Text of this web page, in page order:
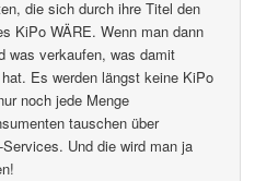
die sich durch ihre Titel den
KiPo WÄRE. Wenn man dann
was verkaufen, was damit
Es werden längst keine KiPo
noch jede Menge
tauschen über
Und die wird man ja